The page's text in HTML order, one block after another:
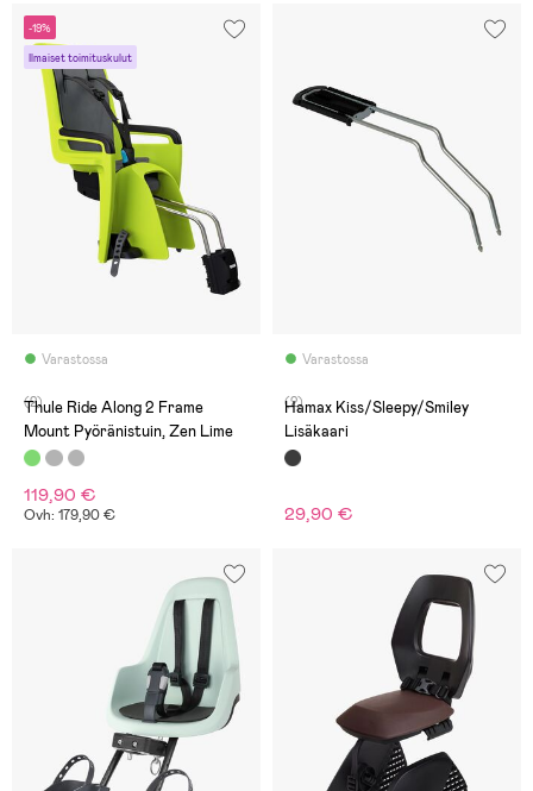
-19%
Ilmaiset toimituskulut
Varastossa
(2)
Thule Ride Along 2 Frame
Mount Pyöränistuin, Zen Lime
119,90 €
Ovh: 179,90 €
Varastossa
(2)
Hamax Kiss/Sleepy/Smiley
Lisäkaari
29,90 €